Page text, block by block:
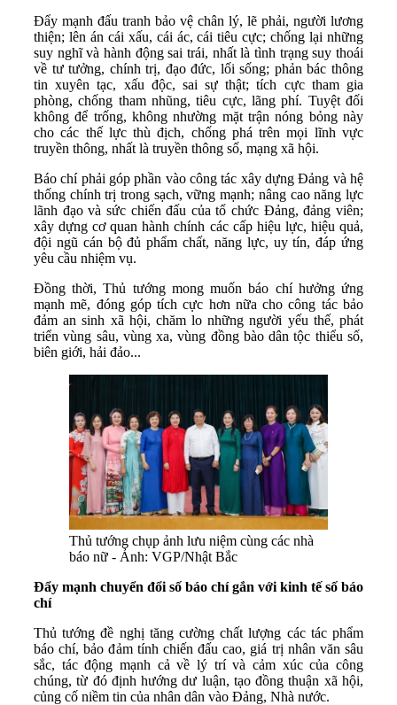
Đẩy mạnh đấu tranh bảo vệ chân lý, lẽ phải, người lương
thiện; lên án cái xấu, cái ác, cái tiêu cực; chống lại những
suy nghĩ và hành động sai trái, nhất là tình trạng suy thoái
về tư tưởng, chính trị, đạo đức, lối sống; phản bác thông
tin xuyên tạc, xấu độc, sai sự thật; tích cực tham gia
phòng, chống tham nhũng, tiêu cực, lãng phí. Tuyệt đối
không để trống, không nhường mặt trận nóng bỏng này
cho các thế lực thù địch, chống phá trên mọi lĩnh vực
truyền thông, nhất là truyền thông số, mạng xã hội.
Báo chí phải góp phần vào công tác xây dựng Đảng và hệ
thống chính trị trong sạch, vững mạnh; nâng cao năng lực
lãnh đạo và sức chiến đấu của tổ chức Đảng, đảng viên;
xây dựng cơ quan hành chính các cấp hiệu lực, hiệu quả,
đội ngũ cán bộ đủ phẩm chất, năng lực, uy tín, đáp ứng
yêu cầu nhiệm vụ.
Đồng thời, Thủ tướng mong muốn báo chí hưởng ứng
mạnh mẽ, đóng góp tích cực hơn nữa cho công tác bảo
đảm an sinh xã hội, chăm lo những người yếu thế, phát
triển vùng sâu, vùng xa, vùng đồng bào dân tộc thiểu số,
biên giới, hải đảo...
Thủ tướng chụp ảnh lưu niệm cùng các nhà
báo nữ - Ảnh: VGP/Nhật Bắc
Đẩy mạnh chuyển đổi số báo chí gắn với kinh tế số báo
chí
Thủ tướng đề nghị tăng cường chất lượng các tác phẩm
báo chí, bảo đảm tính chiến đấu cao, giá trị nhân văn sâu
sắc, tác động mạnh cả về lý trí và cảm xúc của công
chúng, từ đó định hướng dư luận, tạo đồng thuận xã hội,
củng cố niềm tin của nhân dân vào Đảng, Nhà nước.